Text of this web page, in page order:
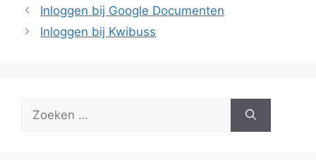
Inloggen bij Google Documenten
Inloggen bij Kwibuss
naar: